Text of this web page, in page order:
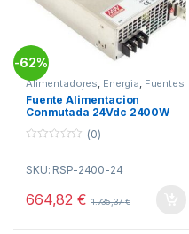
-62%
Alimentadores Energia Fuentes
Alimentación
Fuente Alimentacion
Conmutada 24Vdc 2400W
24
u
f
(0)
SKU: RSP-2400-24
664,82€ 1.735,37€